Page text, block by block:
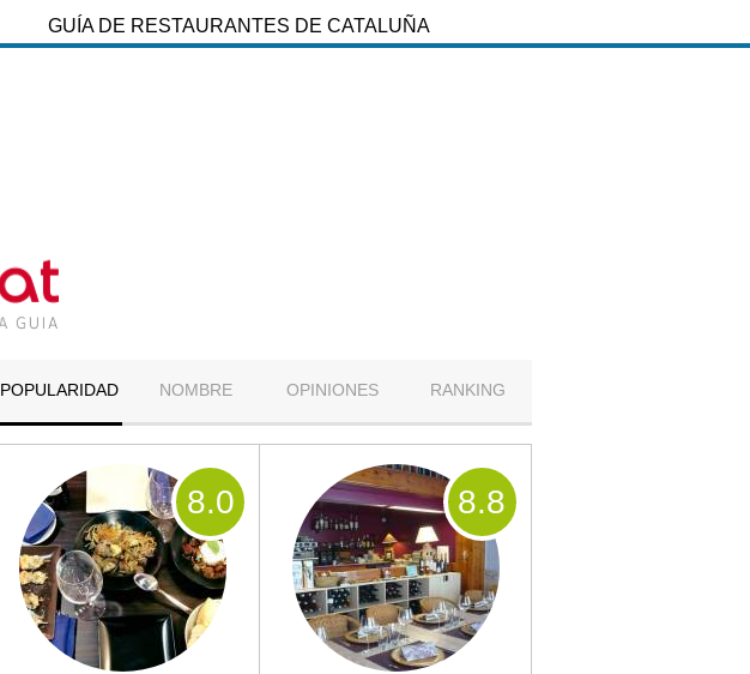
GUÍA DE RESTAURANTES DE CATALUÑA
POPULARIDAD NOMBRE OPINIONES RANKING
8.0 8.8